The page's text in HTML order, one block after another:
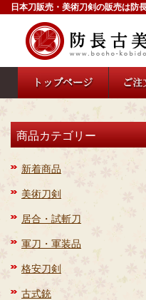
日本刀販売・美術刀剣の販売は防
商品カテゴリー
新着商品
美術刀剣
居合・試斬刀
軍刀・軍装品
格安刀剣
古式銃